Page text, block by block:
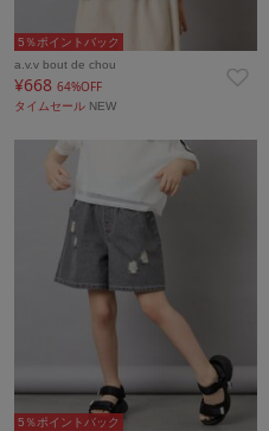
5％ポイントバック
a.v.v bout de chou
¥668 64%OFF
タイムセール NEW
5％ポイントバック